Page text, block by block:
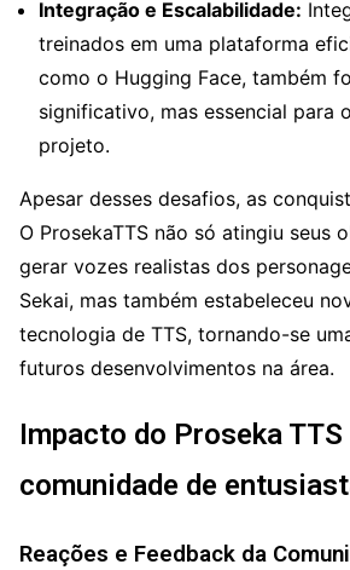
Integração e Escalabilidade:
treinados em uma plataforma
como o Hugging Face, também
significativo, mas essencial para
projeto.
Apesar desses desafios, as
O ProsekaTTS não só atingiu seus
gerar vozes realistas dos
Sekai, mas também estabeleceu
tecnologia de TTS, tornando-se
futuros desenvolvimentos na área.
Impacto do Proseka TTS
comunidade de
Reações e Feedback da